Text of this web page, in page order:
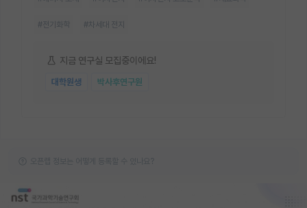
#전기화학 #차세대 전지
지금 연구실 모집중이에요!
대학원생 박사후연구원
오픈랩 정보는 어떻게 등록할 수 있나요?